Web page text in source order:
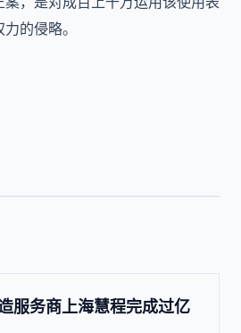
的侵略。
服务商上海慧程完成过亿